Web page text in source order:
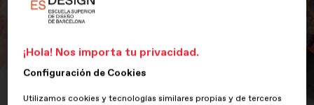
Portfolio
Ruido
¡Hola! Nos importa tu privacidad.
Configuración de Cookies
Utilizamos cookies y tecnologías similares propias y de terceros